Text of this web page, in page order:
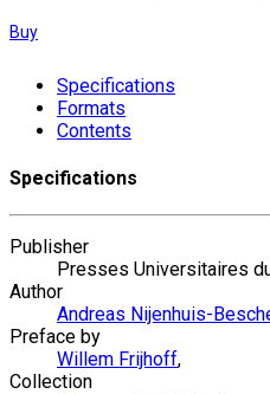
Buy
Specifications
Formats
Contents
Specifications
Publisher
Presses Universitaires
Author
Andreas Nijenhuis-
Preface by
Willem Frijhoff,
Collection